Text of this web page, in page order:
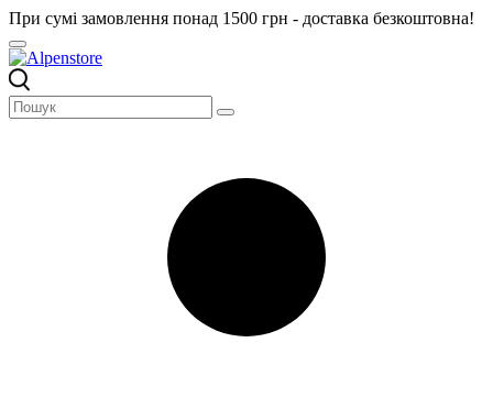
При сумі замовлення понад 1500 грн - доставка безкоштовна!